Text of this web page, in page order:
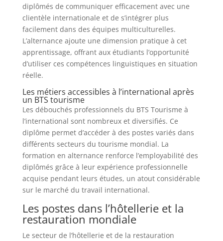
diplômés de communiquer efficacement avec une
clientèle internationale et de s’intégrer plus
facilement dans des équipes multiculturelles.
L’alternance ajoute une dimension pratique à cet
apprentissage, offrant aux étudiants l’opportunité
d’utiliser ces compétences linguistiques en situation
réelle.
Les métiers accessibles à l’international après
un BTS tourisme
Les débouchés professionnels du BTS Tourisme à
l’international sont nombreux et diversifiés. Ce
diplôme permet d’accéder à des postes variés dans
différents secteurs du tourisme mondial. La
formation en alternance renforce l’employabilité des
diplômés grâce à leur expérience professionnelle
acquise pendant leurs études, un atout considérable
sur le marché du travail international.
Les postes dans l’hôtellerie et la
restauration mondiale
Le secteur de l’hôtellerie et de la restauration